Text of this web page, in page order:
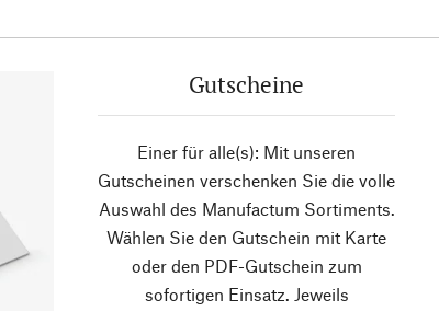
Gutscheine
Einer für alle(s): Mit unseren
Gutscheinen verschenken Sie die volle
Auswahl des Manufactum Sortiments.
Wählen Sie den Gutschein mit Karte
oder den PDF-Gutschein zum
sofortigen Einsatz. Jeweils